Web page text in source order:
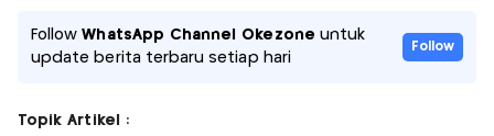
FollowWhatsApp Channel Okezone untuk
update berita terbaru setiap hari
Follow
Topik Artikel :